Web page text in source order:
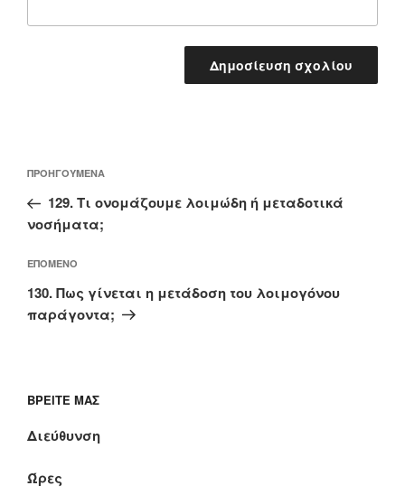
άρθρων
Προηγούμενο
άρθρο
ΠΡΟΗΓΟΎΜΕΝΑ
129. Τι ονομάζουμε λοιμώδη ή μεταδοτικά
νοσήματα;
Επόμενο
άρθρο
ΕΠΌΜΕΝΟ
130. Πως γίνεται η μετάδοση του λοιμογόνου
παράγοντα;
ΒΡΕΊΤΕ ΜΑΣ
Διεύθυνση
Ώρες